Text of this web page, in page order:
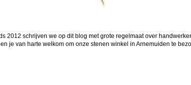
2012 schrijven we op dit blog met grote regelmaat over
je van harte welkom om onze stenen winkel in Arnemuiden te